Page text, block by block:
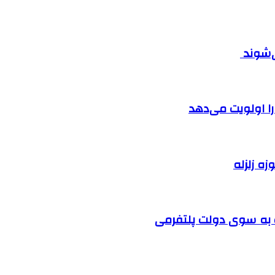
اولویت می‌دهد
زلزله
به سوی دولت پلتفرمی